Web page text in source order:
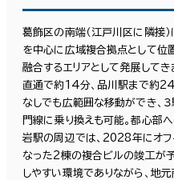
葛飾区の南端（江戸川区に隣接
を中心に広域複合拠点として位
融合するエリアとして発展して
直通で約14分、品川駅まで約
なしでも広範囲な移動ができ、
門線に乗り換えも可能。都心部
岩駅の周辺では、2028年にオフ
なった2棟の複合ビルの竣工が
しやすい環境でありながら、地
面積選択
複数フロアを含